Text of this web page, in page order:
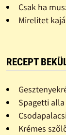
Csak ha
Mirelitet
RECEPT
Spagetti
Krémes